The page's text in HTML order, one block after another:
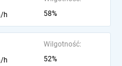
h
58%
h
Wilgotność:
52%